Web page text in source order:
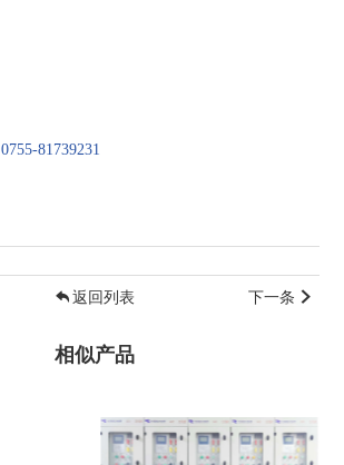
0755-81739231
返回列表 下一条
相似产品